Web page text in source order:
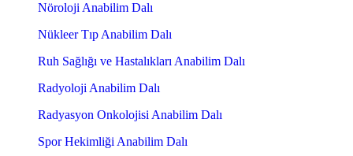
Nöroloji Anabilim Dalı
Nükleer Tıp Anabilim Dalı
Ruh Sağlığı ve Hastalıkları Anabilim Dalı
Radyoloji Anabilim Dalı
Radyasyon Onkolojisi Anabilim Dalı
Spor Hekimliği Anabilim Dalı